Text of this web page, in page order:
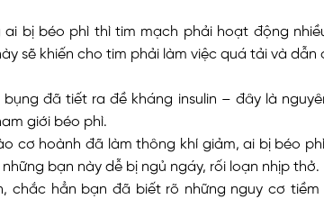
ai bị béo phì thì tim mạch phải hoạt động
sẽ khiến cho tim phải làm việc quá tải và dẫn
bụng đã tiết ra đề kháng insulin – đây là
giới béo phì.
cơ hoành đã làm thông khí giảm, ai bị béo
bạn này dễ bị ngủ ngáy, rối loạn nhịp thở.
chắc hẳn bạn đã biết rõ những nguy cơ tiềm